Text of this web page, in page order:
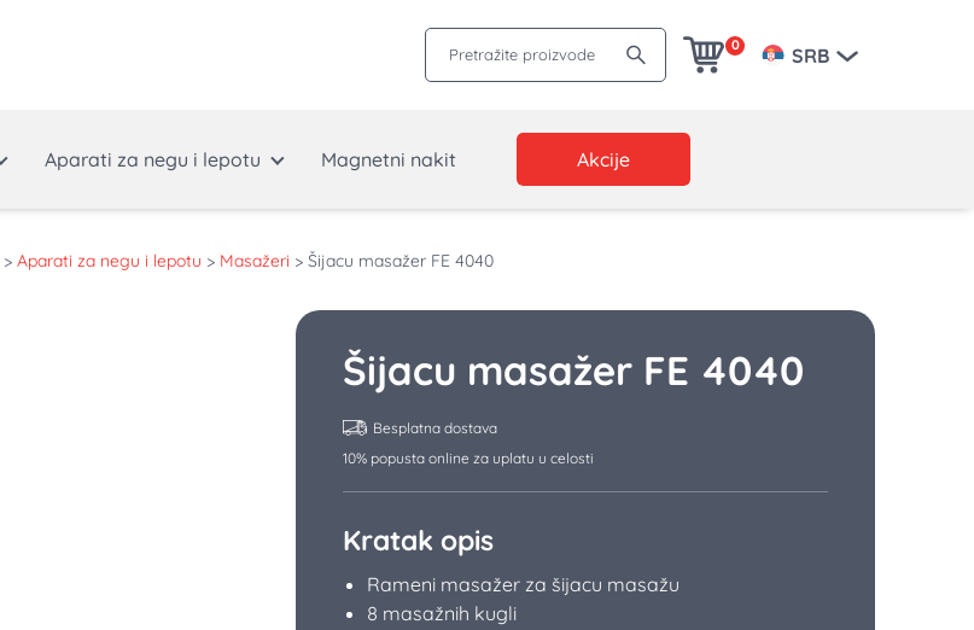
Pretražite proizvode 0 SRB
Aparati za negu i lepotu Magnetni nakit Akcije
> Aparati za negu i lepotu > Masažeri > Šijacu masažer FE 4040
Šijacu masažer FE 4040
Besplatna dostava
10% popusta online za uplatu u celosti
Kratak opis
Rameni masažer za šijacu masažu
8 masažnih kugli